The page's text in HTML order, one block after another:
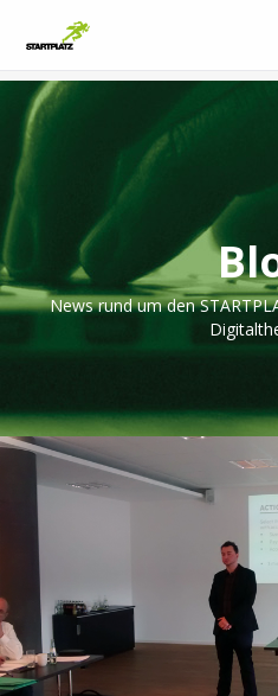
News rund um den